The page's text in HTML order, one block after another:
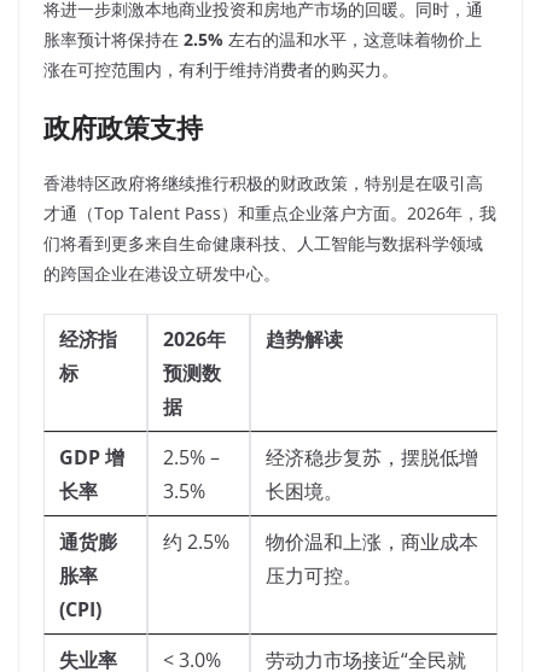
将进一步刺激本地商业投资和房地产市场的回暖。同时，通
胀率预计将保持在 2.5% 左右的温和水平，这意味着物价上
涨在可控范围内，有利于维持消费者的购买力。
政府政策支持
香港特区政府将继续推行积极的财政政策，特别是在吸引高
才通（Top Talent Pass）和重点企业落户方面。2026年，我
们将看到更多来自生命健康科技、人工智能与数据科学领域
的跨国企业在港设立研发中心。
经济指
标
2026年
预测数
据
趋势解读
GDP 增
长率
2.5% –
3.5%
经济稳步复苏，摆脱低增
长困境。
通货膨
胀率
(CPI)
约 2.5%
物价温和上涨，商业成本
压力可控。
失业率 < 3.0%
劳动力市场接近“全民就